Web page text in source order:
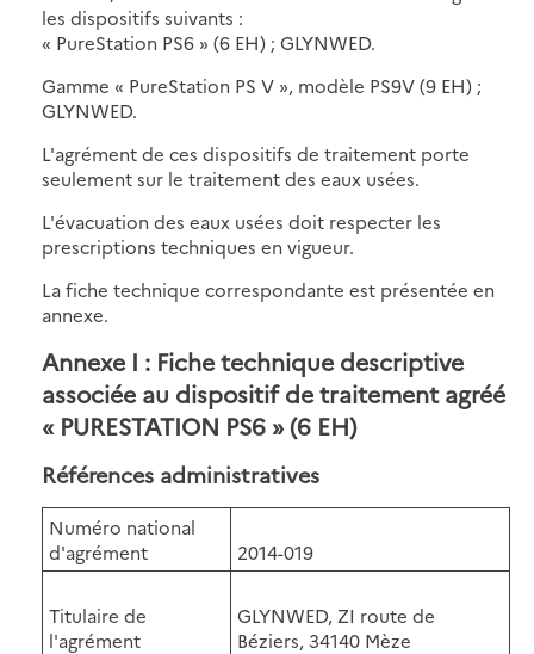
les dispositifs suivants :
« PureStation PS6 » (6 EH) ; GLYNWED.
Gamme « PureStation PS V », modèle PS9V (9 EH) ;
GLYNWED.
L'agrément de ces dispositifs de traitement porte
seulement sur le traitement des eaux usées.
L'évacuation des eaux usées doit respecter les
prescriptions techniques en vigueur.
La fiche technique correspondante est présentée en
annexe.
Annexe I : Fiche technique descriptive
associée au dispositif de traitement agréé
« PURESTATION PS6 » (6 EH)
Références administratives
Numéro national
d'agrément
2014-019
Titulaire de
l'agrément
GLYNWED, ZI route de
Béziers, 34140 Mèze